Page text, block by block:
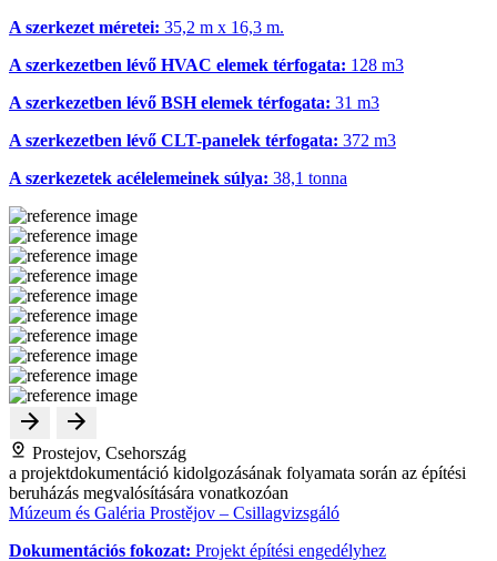
A szerkezet méretei: 35,2 m x 16,3 m.
A szerkezetben lévő HVAC elemek térfogata: 128 m3
A szerkezetben lévő BSH elemek térfogata: 31 m3
A szerkezetben lévő CLT-panelek térfogata: 372 m3
A szerkezetek acélelemeinek súlya: 38,1 tonna
Prostejov, Csehország
a projektdokumentáció kidolgozásának folyamata során az építési
beruházás megvalósítására vonatkozóan
Múzeum és Galéria Prostějov – Csillagvizsgáló
Dokumentációs fokozat: Projekt építési engedélyhez